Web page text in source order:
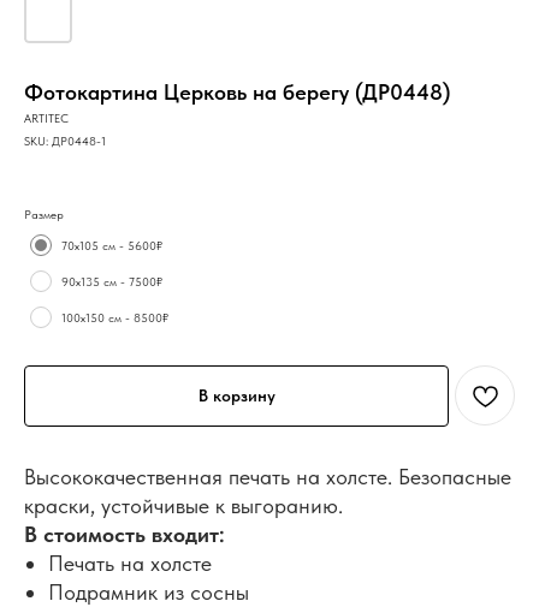
Фотокартина Церковь на берегу (ДР0448)
ARTITEC
SKU: ДР0448-1
Размер
70х105 см - 5600₽
90х135 см - 7500₽
100х150 см - 8500₽
В корзину
Высококачественная печать на холсте. Безопасные
краски, устойчивые к выгоранию.
В стоимость входит:
Печать на холсте
Подрамник из сосны